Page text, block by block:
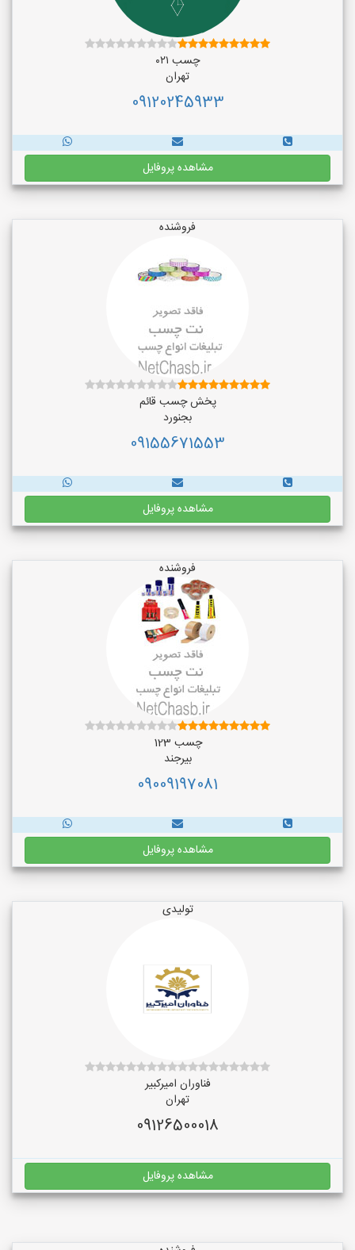
چسب ۰۲۱
تهران
09120245933
مشاهده پروفایل
فروشنده
پخش چسب قائم
بجنورد
09155671553
مشاهده پروفایل
فروشنده
چسب 123
بیرجند
09009197081
مشاهده پروفایل
تولیدی
فناوران امیرکبیر
تهران
09126500018
مشاهده پروفایل